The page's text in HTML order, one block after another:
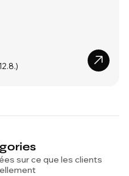
sur ce que les clients